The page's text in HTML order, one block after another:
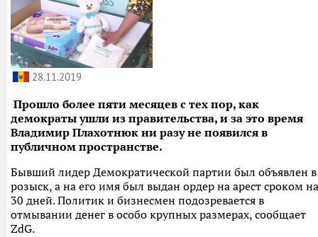
28.11.2019
Прошло более пяти месяцев с тех пор, как
демократы ушли из правительства, и за это время
Владимир Плахотнюк ни разу не появился в
публичном пространстве.
Бывший лидер Демократической партии был объявлен в
розыск, а на его имя был выдан ордер на арест сроком на
30 дней. Политик и бизнесмен подозревается в
отмывании денег в особо крупных размерах, сообщает
ZdG.